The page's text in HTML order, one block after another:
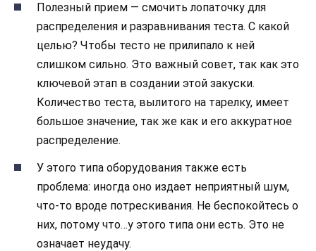
Полезный прием — смочить лопаточку для
распределения и разравнивания теста. С какой
целью? Чтобы тесто не прилипало к ней
слишком сильно. Это важный совет, так как это
ключевой этап в создании этой закуски.
Количество теста, вылитого на тарелку, имеет
большое значение, так же как и его аккуратное
распределение.
У этого типа оборудования также есть
проблема: иногда оно издает неприятный шум,
что-то вроде потрескивания. Не беспокойтесь о
них, потому что…у этого типа они есть. Это не
означает неудачу.